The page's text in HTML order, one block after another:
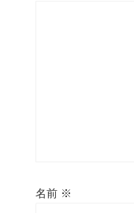
名前 ※